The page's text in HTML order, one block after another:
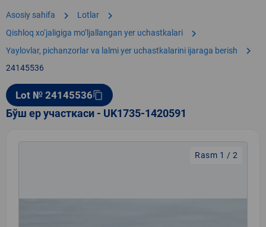
Asosiy sahifa chevron_right Lotlar chevron_right
Qishloq xo‘jaligiga moʼljallangan yer uchastkalari chevron_right
Yaylovlar, pichanzorlar va lalmi yer uchastkalarini ijaraga berish chevron_right
24145536
Lot № 24145536content_copy
Бўш ер участкаси - UK1735-1420591
Rasm 1 / 2